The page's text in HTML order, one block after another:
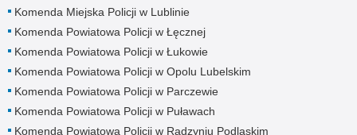
Komenda Miejska Policji w Lublinie
Komenda Powiatowa Policji w Łęcznej
Komenda Powiatowa Policji w Łukowie
Komenda Powiatowa Policji w Opolu Lubelskim
Komenda Powiatowa Policji w Parczewie
Komenda Powiatowa Policji w Puławach
Komenda Powiatowa Policji w Radzyniu Podlaskim